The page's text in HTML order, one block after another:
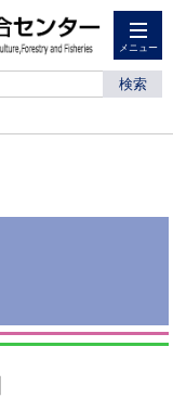
メニュー
検索